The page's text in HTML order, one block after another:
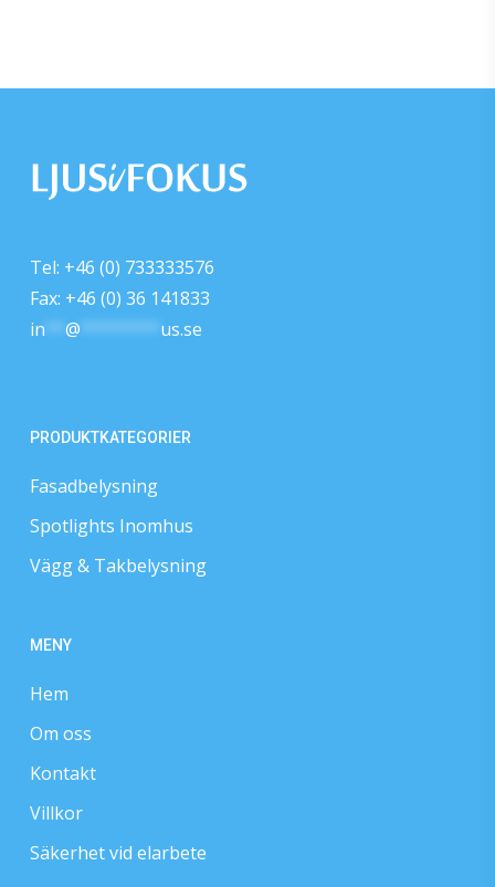
Tel: +46 (0) 733333576
Fax: +46 (0) 36 141833
in
@ us.se
PRODUKTKATEGORIER
Fasadbelysning
Spotlights Inomhus
Vägg & Takbelysning
MENY
Hem
Om oss
Kontakt
Villkor
Säkerhet vid elarbete